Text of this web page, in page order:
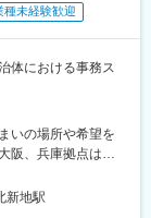
・BBQなど）で人
・産休取得実績も
ループを組み、仕
の企業への帰属意
る派遣先の社員と
することができま
種未経験歓迎
体における事務ス
いの場所や希望を
阪、兵庫拠点は積
（京都市、宇治
！【中国】山口
新地駅